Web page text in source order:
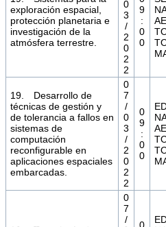
exploración espacial,
protección planetaria e
investigación de la
atmósfera terrestre.
0
3
/
2
0
2
2
9
:
0
0
19. Desarrollo de
técnicas de gestión y
de tolerancia a fallos en
sistemas de
computación
reconfigurable en
aplicaciones espaciales
embarcadas.
0
7
/
0
3
/
2
0
2
2
0
9
:
0
0
0
7
/